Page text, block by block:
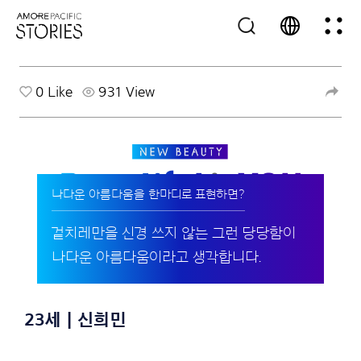
0 Like 931 View
나다운 아름다움을 한마디로 표현하면?
겉치레만을 신경 쓰지 않는 그런 당당함이
나다운 아름다움이라고 생각합니다.
23세 | 신희민